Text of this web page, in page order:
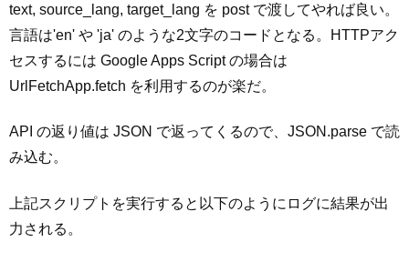
text, source_lang, target_lang を post で渡してやれば良い。
言語は'en' や 'ja' のような2文字のコードとなる。HTTPアク
セスするには Google Apps Script の場合は
UrlFetchApp.fetch を利用するのが楽だ。
API の返り値は JSON で返ってくるので、JSON.parse で読
み込む。
上記スクリプトを実行すると以下のようにログに結果が出
力される。